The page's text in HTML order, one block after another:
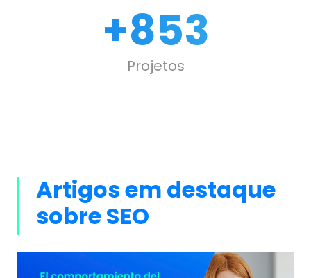
1,000
+
Projetos
Artigos em destaque
sobre SEO